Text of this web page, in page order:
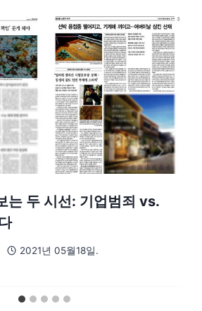
는 두 시선: 기업범죄 vs.
2021년 05월18일.